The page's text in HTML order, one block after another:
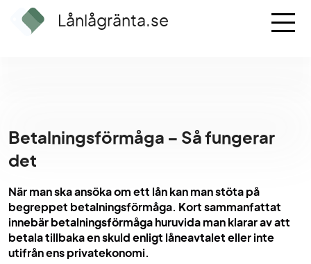
Lånlågränta.se
Betalningsförmåga – Så fungerar
det
När man ska ansöka om ett lån kan man stöta på
begreppet betalningsförmåga. Kort sammanfattat
innebär betalningsförmåga huruvida man klarar av att
betala tillbaka en skuld enligt låneavtalet eller inte
utifrån ens privatekonomi.